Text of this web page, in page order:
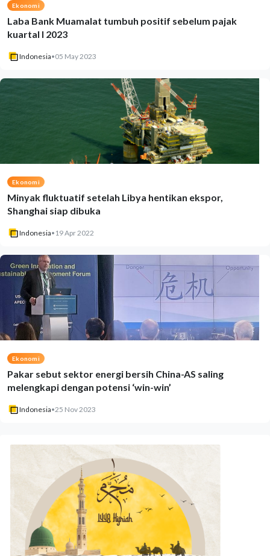
Ekonomi
Laba Bank Muamalat tumbuh positif sebelum pajak
kuartal I 2023
Indonesia•05 May 2023
Ekonomi
Minyak fluktuatif setelah Libya hentikan ekspor,
Shanghai siap dibuka
Indonesia• 19 Apr 2022
Ekonomi
Pakar sebut sektor energi bersih China-AS saling
melengkapi dengan potensi ‘win-win’
Indonesia•25 Nov 2023